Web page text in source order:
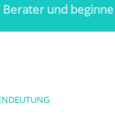
und